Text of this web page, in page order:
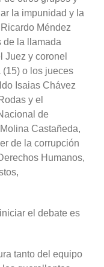
la impunidad y la
Méndez
de la llamada
Juez y coronel
o los jueces
Isaias Chávez
y el
de
Castañeda,
de la corrupción
Humanos,
el debate es
tanto del equipo